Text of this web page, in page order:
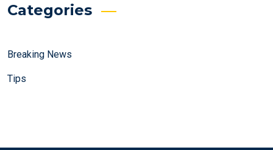
Categories
Breaking News
Tips